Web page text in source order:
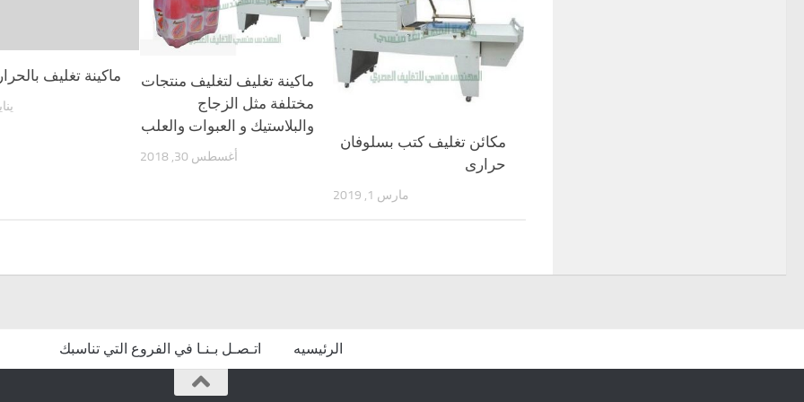
ماكينة تغليف
يناير
ماكينة تغليف لتغليف منتجات
مختلفة مثل الزجاج
والبلاستيك و العبوات والعلب
أغسطس 30, 2018
مكائن تغليف كتب بسلوفان
حرارى
مارس 1, 2019
الرئيسيه اتـصـل بـنـا في الفروع التي تناسبك